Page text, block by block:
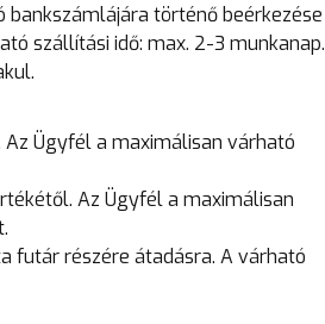
történő beérkezése
szállítási idő: max. 2-3 munkanap.
Ügyfél a maximálisan várható
Az Ügyfél a maximálisan
futár részére átadásra. A várható